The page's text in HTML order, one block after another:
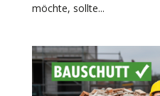
möchte, sollte...